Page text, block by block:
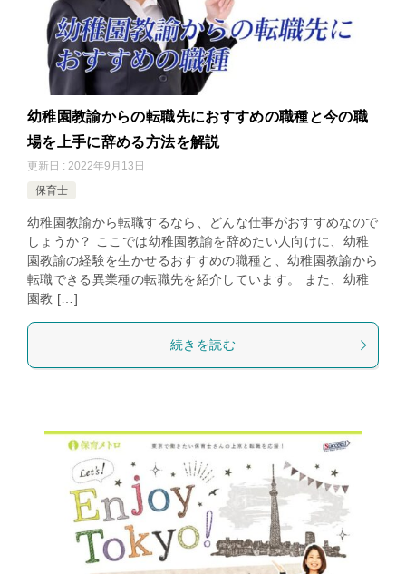
幼稚園教諭からの転職先におすすめの職種と今の職
場を上手に辞める方法を解説
更新日 : 2022年9月13日
保育士
幼稚園教諭から転職するなら、どんな仕事がおすすめなので
しょうか？ ここでは幼稚園教諭を辞めたい人向けに、幼稚
園教諭の経験を生かせるおすすめの職種と、幼稚園教諭から
転職できる異業種の転職先を紹介しています。 また、幼稚
園教 […]
続きを読む